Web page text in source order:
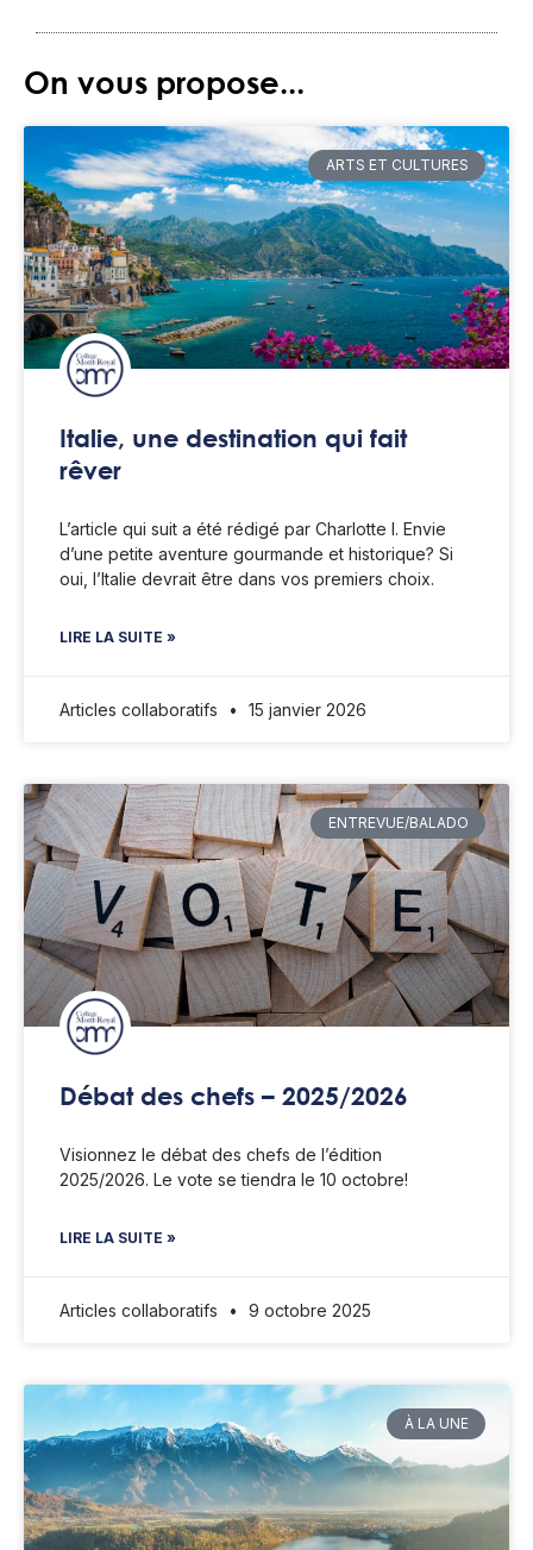
On vous propose...
ARTS ET CULTURES
Italie, une destination qui fait
rêver
L’article qui suit a été rédigé par Charlotte I. Envie
d’une petite aventure gourmande et historique? Si
oui, l’Italie devrait être dans vos premiers choix.
LIRE LA SUITE »
Articles collaboratifs 15 janvier 2026
ENTREVUE/BALADO
Débat des chefs – 2025/2026
Visionnez le débat des chefs de l’édition
2025/2026. Le vote se tiendra le 10 octobre!
LIRE LA SUITE »
Articles collaboratifs 9 octobre 2025
À LA UNE